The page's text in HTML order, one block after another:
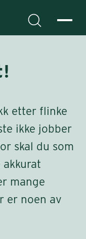
etter flinke
ikke jobber
skal du som
akkurat
mange
er noen av